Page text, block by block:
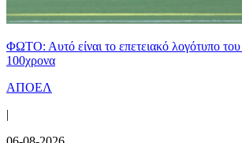
ΦΩΤΟ: Αυτό είναι το επετειακό λογότυπο
100χρονα
ΑΠΟΕΛ
|